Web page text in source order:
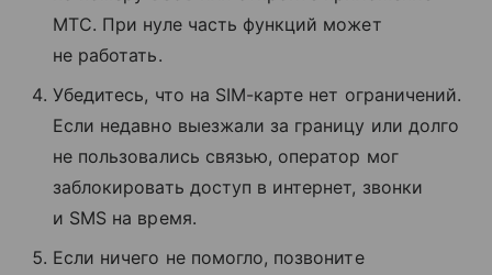
МТС. При нуле часть функций может
не работать.
Убедитесь, что на SIM-карте нет ограничений.
Если недавно выезжали за границу или долго
не пользовались связью, оператор мог
заблокировать доступ в интернет, звонки
и SMS на время.
Если ничего не помогло, позвоните